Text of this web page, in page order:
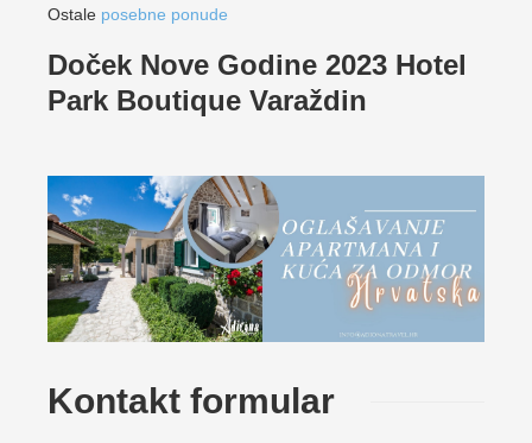
Ostale posebne ponude
Doček Nove Godine 2023 Hotel
Park Boutique Varaždin
Kontakt formular